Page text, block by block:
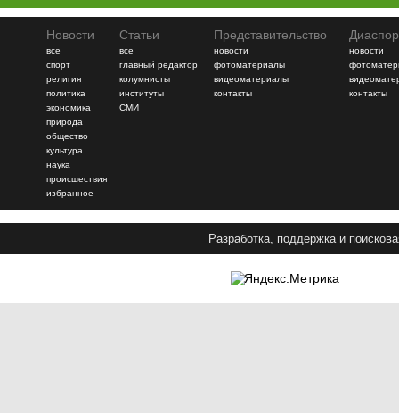
Новости
все
спорт
религия
политика
экономика
природа
общество
культура
наука
происшествия
избранное
Статьи
все
главный редактор
колумнисты
институты
СМИ
Представительство
новости
фотоматериалы
видеоматериалы
контакты
новости
контакты
Разработка, поддержка и